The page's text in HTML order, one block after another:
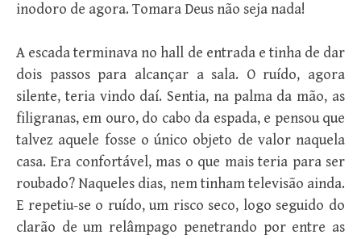
inodoro de agora. Tomara Deus não seja nada!
A escada terminava no hall de entrada e tinha de dar
dois passos para alcançar a sala. O ruído, agora
silente, teria vindo daí. Sentia, na palma da mão, as
filigranas, em ouro, do cabo da espada, e pensou que
talvez aquele fosse o único objeto de valor naquela
casa. Era confortável, mas o que mais teria para ser
roubado? Naqueles dias, nem tinham televisão ainda.
E repetiu-se o ruído, um risco seco, logo seguido do
clarão de um relâmpago penetrando por entre as